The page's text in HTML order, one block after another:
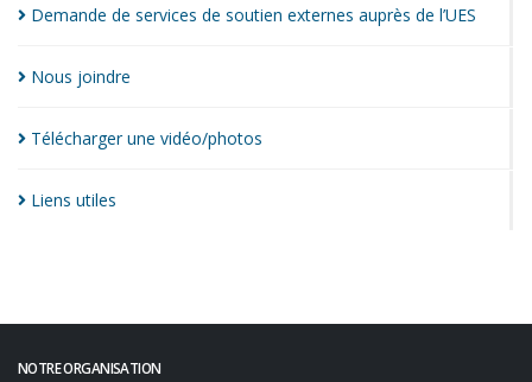
Demande de services de soutien externes auprès de l’UES
Nous joindre
Télécharger une vidéo/photos
Liens utiles
NOTRE ORGANISATION